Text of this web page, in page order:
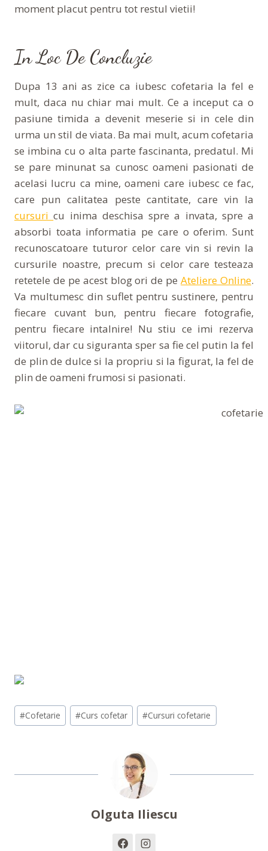
moment placut pentru tot restul vietii!
In Loc De Concluzie
Dupa 13 ani as zice ca iubesc cofetaria la fel e
mult, daca nu chiar mai mult. Ce a inceput ca o
pasiune timida a devenit meserie si in cele din
urma un stil de viata. Ba mai mult, acum cofetaria
se imbina cu o alta parte fascinanta, predatul. Mi
se pare minunat sa cunosc oameni pasionati de
acelasi lucru ca mine, oameni care iubesc ce fac,
care pun calitatea peste cantitate, care vin la
cursuricu inima deschisa spre a invata, spre a
absorbi toata informatia pe care o oferim. Sunt
recunoscatoare tuturor celor care vin si revin la
cursurile noastre, precum si celor care testeaza
retetele de pe acest blog ori de peAteliere Online.
Va multumesc din suflet pentru sustinere, pentru
fiecare cuvant bun, pentru fiecare fotografie,
pentru fiecare intalnire! Nu stiu ce imi rezerva
viitorul, dar cu siguranta sper sa fie cel putin la fel
de plin de dulce si la propriu si la figurat, la fel de
plin de oameni frumosi si pasionati.
Post
Tags:
#Cofetarie #Curs cofetar #Cursuri cofetarie
Olguta Iliescu